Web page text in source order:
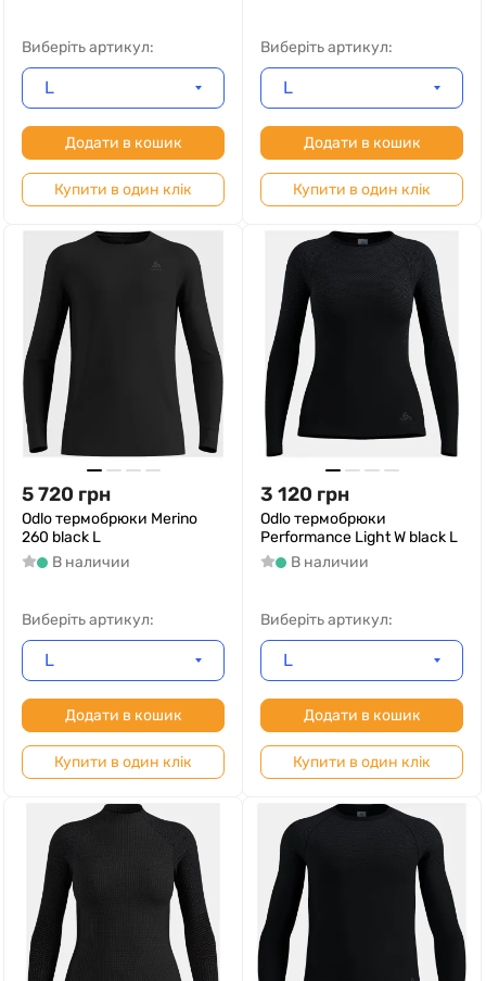
Виберіть артикул:
L
Додати в кошик
Купити в один клік
Виберіть артикул:
L
Додати в кошик
Купити в один клік
5 720 грн
Odlo термобрюки Merino
260 black L
В наличии
Виберіть артикул:
L
Додати в кошик
Купити в один клік
3 120 грн
Odlo термобрюки
Performance Light W black L
В наличии
Виберіть артикул:
L
Додати в кошик
Купити в один клік